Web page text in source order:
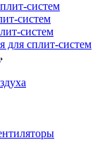
систем
систем
систем
для сплит-систем